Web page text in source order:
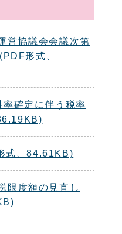
営協議会会議次第
形式、
確定に伴う税率
式、84.61KB)
限度額の見直し